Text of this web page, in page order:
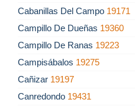
Cabanillas Del Campo 19171
Campillo De Dueñas 19360
Campillo De Ranas 19223
Campisábalos 19275
Cañizar 19197
Canredondo 19431